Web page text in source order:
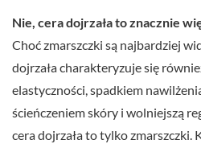
Nie, cera dojrzała to znacznie
Choć zmarszczki są najbardziej
dojrzała charakteryzuje się
elastyczności, spadkiem
ścieńczeniem skóry i wolniejszą
cera dojrzała to tylko zmarszczki.